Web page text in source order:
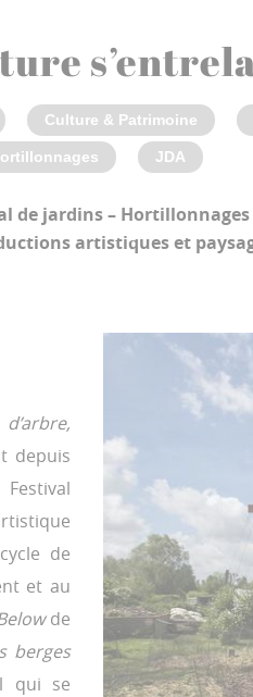
Culture & Patrimoine
JDA
jardins – Hortillonnages
artistiques et
depuis
de
et au
de
berges
qui se